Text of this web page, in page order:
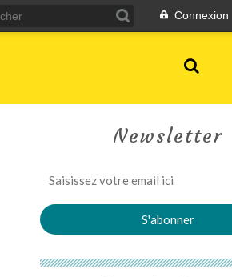
Connexion
Newsletter